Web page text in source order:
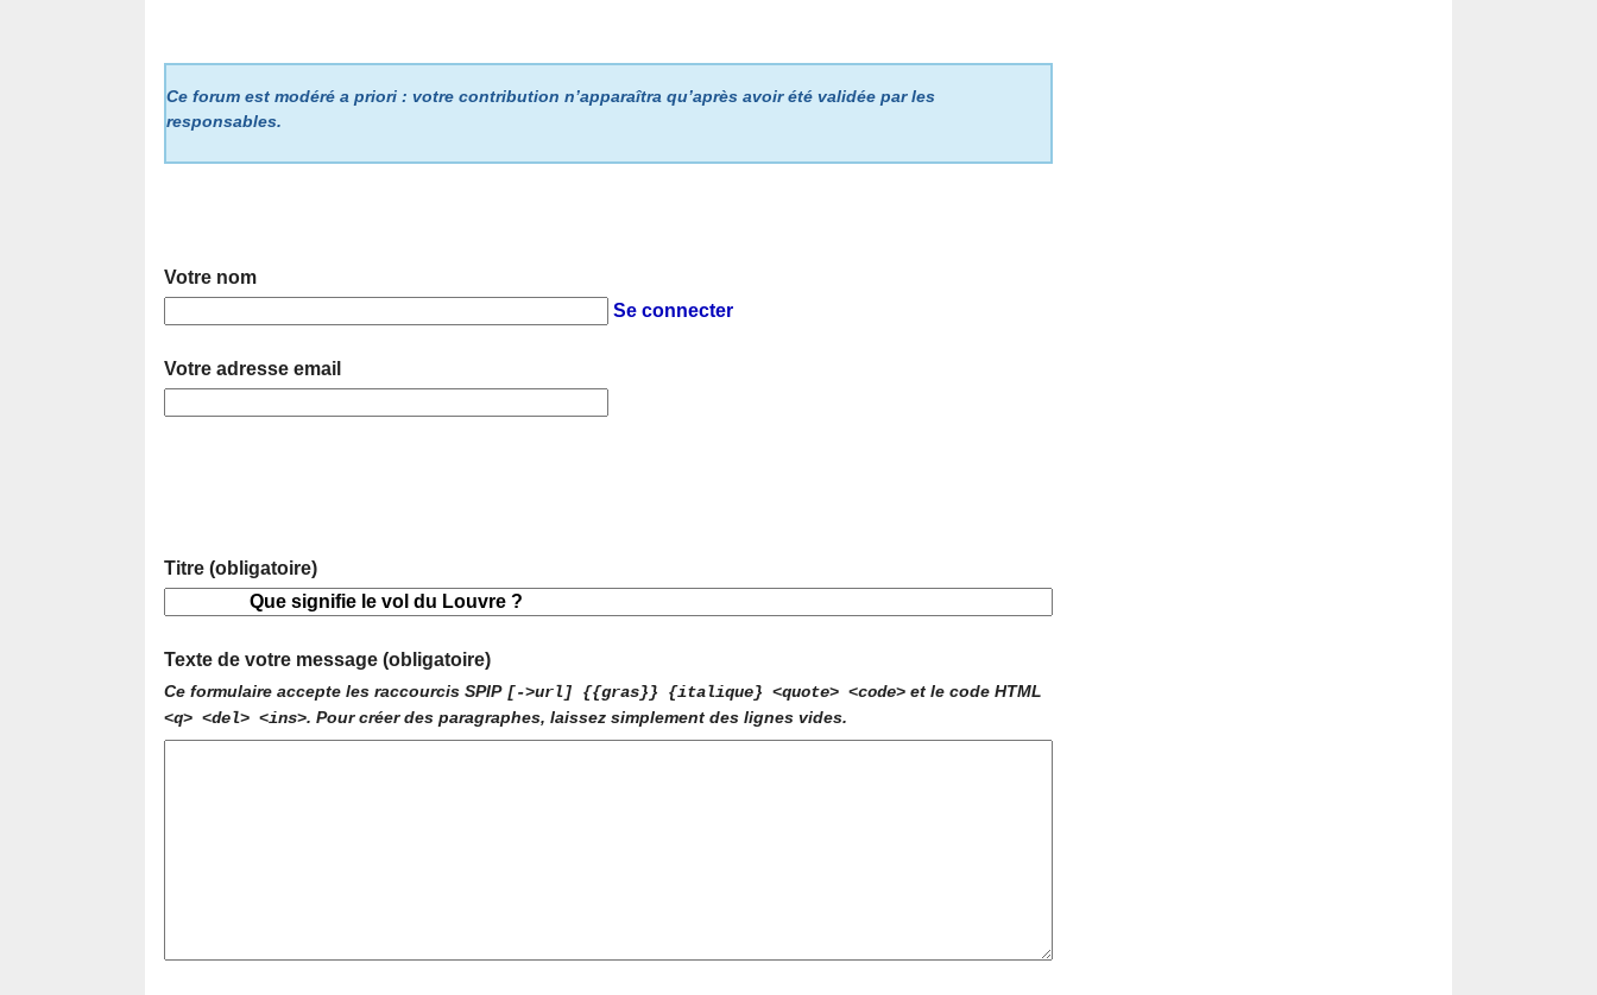
Ce forum est modéré a priori : votre contribution n’apparaîtra qu’après avoir été validée par les
responsables.
Votre nom
Se connecter
Votre adresse email
Titre (obligatoire)
Texte de votre message (obligatoire)
Ce formulaire accepte les raccourcis SPIP [->url] {{gras}} {italique} <quote> <code> et le code HTML
<q> <del> <ins>. Pour créer des paragraphes, laissez simplement des lignes vides.